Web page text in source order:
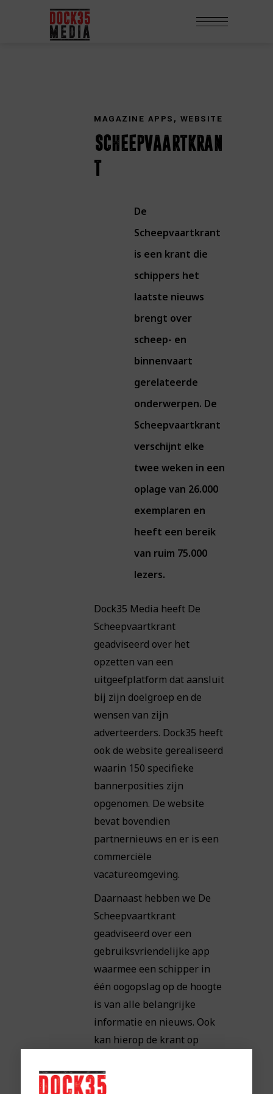
MAGAZINE APPS , WEBSITE
scheepvaartkran
t
De
Scheepvaartkrant
is een krant die
schippers het
laatste nieuws
brengt over
scheep- en
binnenvaart
gerelateerde
onderwerpen. De
Scheepvaartkrant
verschijnt elke
twee weken in een
oplage van 26.000
exemplaren en
heeft een bereik
van ruim 75.000
lezers.
Dock35 Media heeft De
Scheepvaartkrant
geadviseerd over het
opzetten van een
uitgeefplatform dat aansluit
bij zijn doelgroep en de
wensen van zijn
adverteerders. Dock35 heeft
ook de website gerealiseerd
waarin 150 specifieke
bannerposities zijn
opgenomen. De website
bevat bovendien
partnernieuws en er is een
commerciële
vacatureomgeving.
Daarnaast hebben we De
Scheepvaartkrant
geadviseerd over een
gebruiksvriendelijke app
waarmee een schipper in
één oogopslag op de hoogte
is van alle belangrijke
informatie en nieuws. Ook
kan hierop de krant op
worden gelezen.